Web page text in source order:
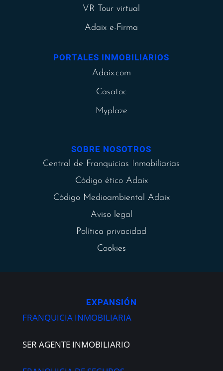
VR Tour virtual
Adaix e-Firma
PORTALES INMOBILIARIOS
Adaix.com
Casatoc
Myplaze
SOBRE NOSOTROS
Central de Franquicias Inmobiliarias
Código ético Adaix
Código Medioambiental Adaix
Aviso legal
Política privacidad
Cookies
EXPANSIÓN
FRANQUICIA INMOBILIARIA
SER AGENTE INMOBILIARIO